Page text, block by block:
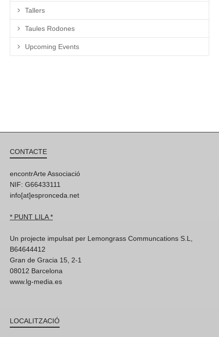
Tallers
Taules Rodones
Upcoming Events
CONTACTE
encontrArte Associació
NIF: G66433111
info[at]espronceda.net
* PUNT LILA *
Un projecte impulsat per Lemongrass Communcations S.L,
B64644412
Gran de Gracia 15, 2-1
08012 Barcelona
www.lg-media.es
LOCALITZACIÓ